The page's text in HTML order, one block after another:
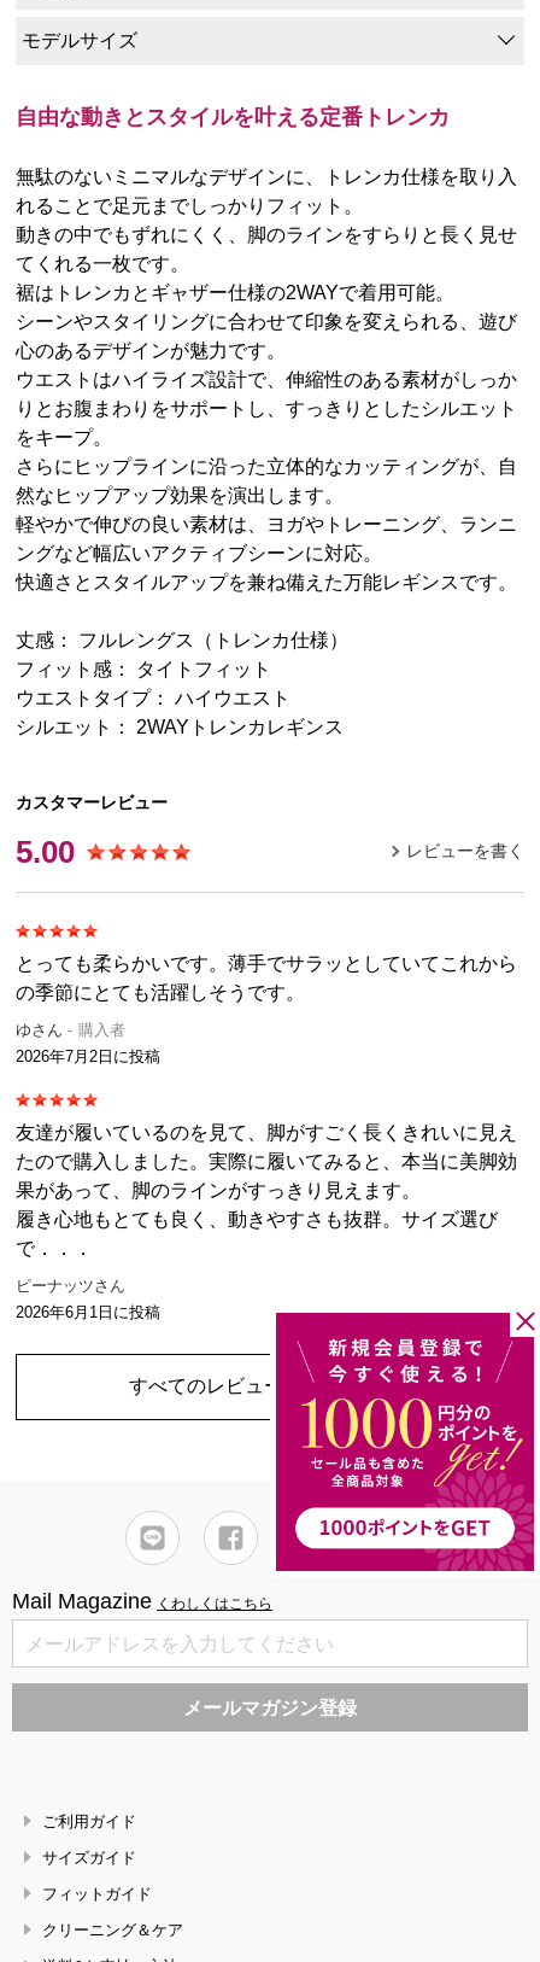
モデルサイズ
自由な動きとスタイルを叶える定番トレンカ
無駄のないミニマルなデザインに、トレンカ仕様を取り入
れることで足元までしっかりフィット。
動きの中でもずれにくく、脚のラインをすらりと長く見せ
てくれる一枚です。
裾はトレンカとギャザー仕様の2WAYで着用可能。
シーンやスタイリングに合わせて印象を変えられる、遊び
心のあるデザインが魅力です。
ウエストはハイライズ設計で、伸縮性のある素材がしっか
りとお腹まわりをサポートし、すっきりとしたシルエット
をキープ。
さらにヒップラインに沿った立体的なカッティングが、自
然なヒップアップ効果を演出します。
軽やかで伸びの良い素材は、ヨガやトレーニング、ランニ
ングなど幅広いアクティブシーンに対応。
快適さとスタイルアップを兼ね備えた万能レギンスです。
丈感： フルレングス（トレンカ仕様）
フィット感： タイトフィット
ウエストタイプ： ハイウエスト
シルエット： 2WAYトレンカレギンス
カスタマーレビュー
5.00 レビューを書く
とっても柔らかいです。薄手でサラッとしていてこれから
の季節にとても活躍しそうです。
ゆさん
購入者
2026年7月2日 に投稿
友達が履いているのを見て、脚がすごく長くきれいに見え
たので購入しました。実際に履いてみると、本当に美脚効
果があって、脚のラインがすっきり見えます。
履き心地もとても良く、動きやすさも抜群。サイズ選び
で．．．
ピーナッツさん
2026年6月1日 に投稿
すべてのレビューを見る（2件）
Mail Magazine くわしくはこちら
ご利用ガイド
サイズガイド
フィットガイド
クリーニング＆ケア